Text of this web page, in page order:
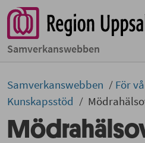
Samverkans­­webben
Samverkans­­­webben
För
Kunskapsstöd